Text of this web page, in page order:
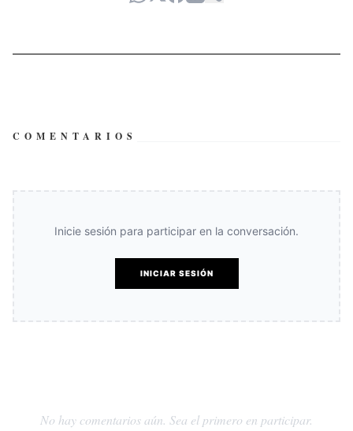
COMENTARIOS
Inicie sesión para participar en la conversación.
INICIAR SESIÓN
No hay comentarios aún. Sea el primero en participar.